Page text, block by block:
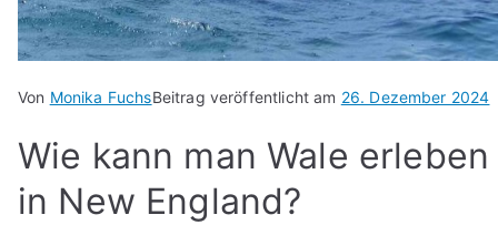
Von Monika FuchsBeitrag veröffentlicht am 26. Dezember 2024
Wie kann man Wale erleben
in New England?